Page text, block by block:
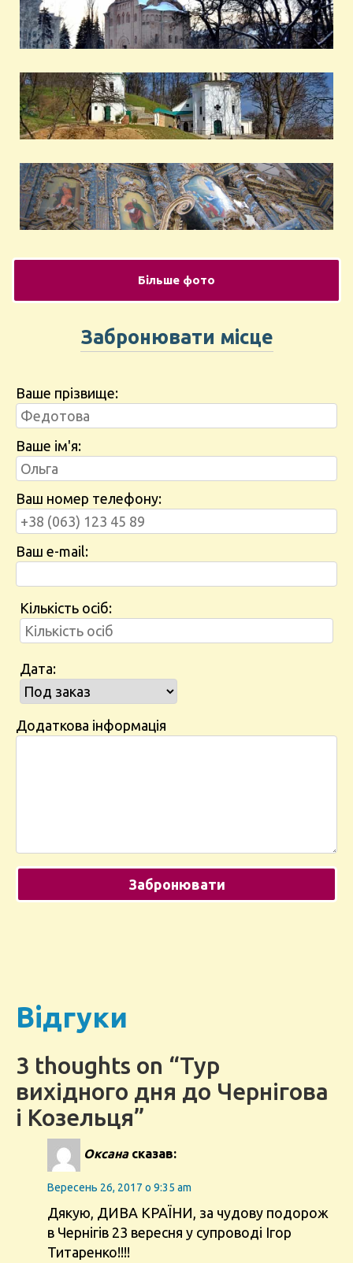
Більше фото
Забронювати місце
Ваше прізвище:
Ваше ім'я:
Ваш номер телефону:
Ваш e-mail:
Кількість осіб:
Дата:
Додаткова інформація
Відгуки
3 thoughts on “Тур
вихідного дня до Чернігова
і Козельця”
Оксана сказав:
Вересень 26, 2017 о 9:35 am
Дякую, ДИВА КРАЇНИ, за чудову подорож
в Чернігів 23 вересня у супроводі Ігор
Титаренко!!!!